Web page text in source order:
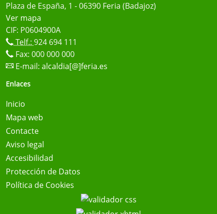
Plaza de España, 1 - 06390 Feria (Badajoz)
Ver mapa
CIF: P0604900A
Telf.: 924 694 111
Fax: 000 000 000
E-mail: alcaldia[@]feria.es
Enlaces
Inicio
Mapa web
Contacte
Aviso legal
Accesibilidad
Protección de Datos
Política de Cookies